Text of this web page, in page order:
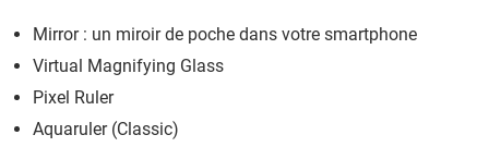
Mirror : un miroir de poche dans votre smartphone
Virtual Magnifying Glass
Pixel Ruler
Aquaruler (Classic)